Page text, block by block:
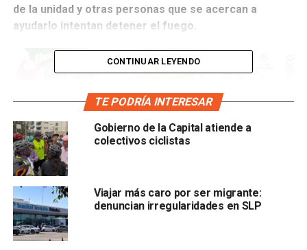
de la unidad y otras personas que se acercan a
ayudarlo intentan detener el fuego.
El incidente se registró cerca de las 17:00 horas del día de
hoy y no se tiene conocimiento de que haya heridos.
CONTINUAR LEYENDO
TE PODRÍA INTERESAR
Gobierno de la Capital atiende a
colectivos ciclistas
Viajar más caro por ser migrante:
denuncian irregularidades en SLP